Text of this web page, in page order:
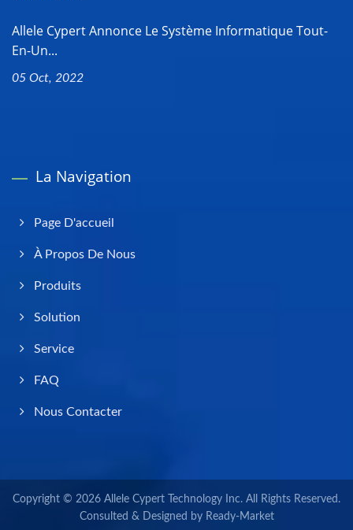
Allele Cypert Annonce Le Système Informatique Tout-
En-Un...
05 Oct, 2022
La Navigation
Page D'accueil
À Propos De Nous
Produits
Solution
Service
FAQ
Nous Contacter
Copyright © 2026 Allele Cypert Technology Inc. All Rights Reserved.
Consulted & Designed by Ready-Market